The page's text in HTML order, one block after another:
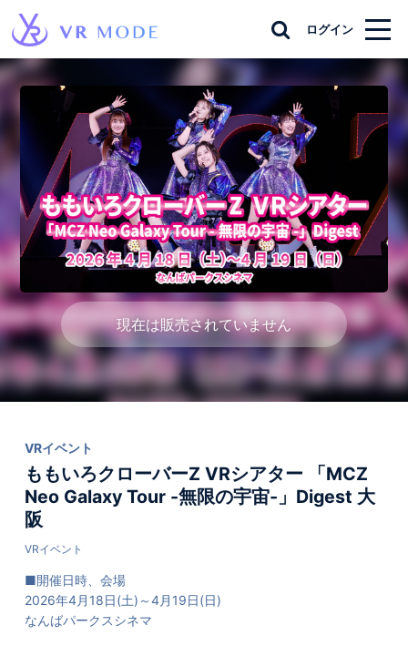
ログイン
現在は販売されていません
VRイベント
ももいろクローバーZ VRシアター 「MCZ
Neo Galaxy Tour -無限の宇宙-」Digest 大
阪
VRイベント
■開催日時、会場
2026年4月18日(土)～4月19日(日)
なんばパークスシネマ